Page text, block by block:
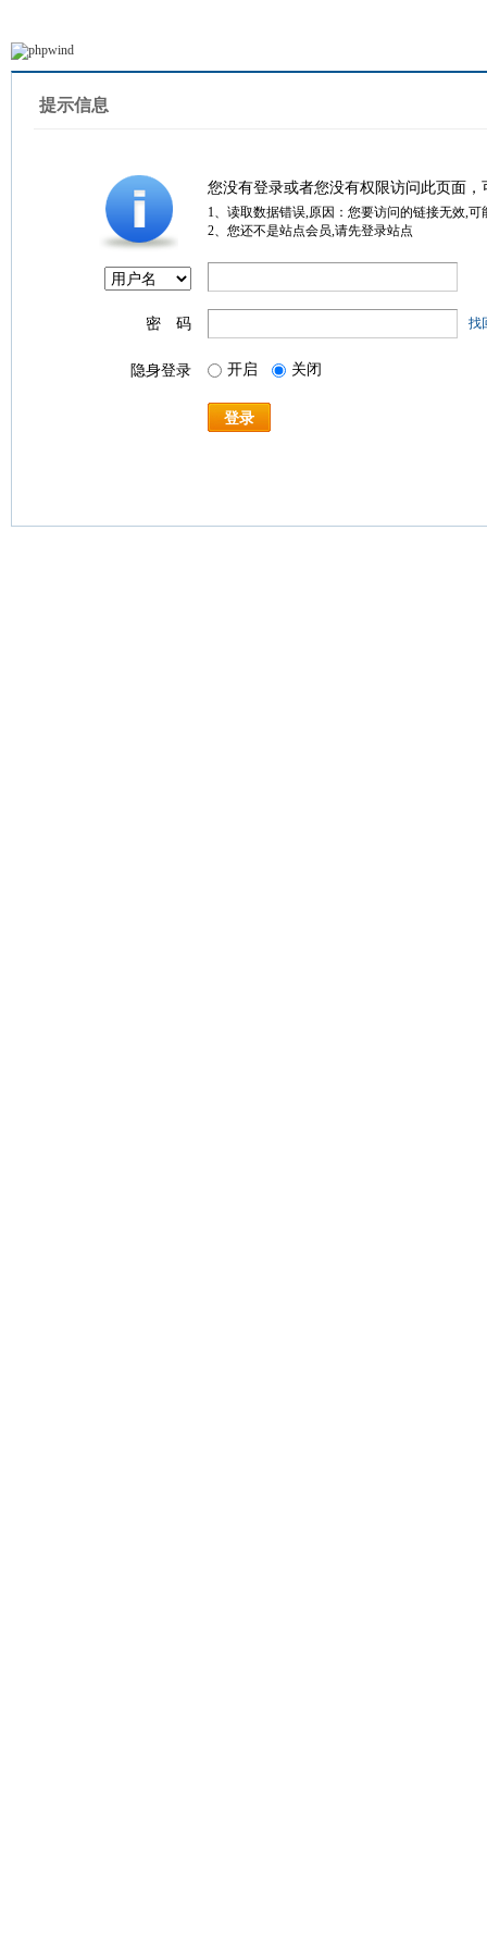
提示信息
您没有登录或者您没有权限访问此页面
1、读取数据错误,原因：您要访问的链接无效,
2、您还不是站点会员,请先登录站点
密 码 找
隐身登录 开启 关闭
登录